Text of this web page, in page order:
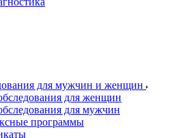
для мужчин и женщин
для женщин
для мужчин
программы